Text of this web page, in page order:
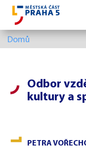
Domů
Odbor
kultury a
PETRA